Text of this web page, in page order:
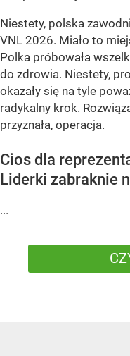
Niestety, polska
VNL 2026. Miało to
Polka próbowała
do zdrowia. Niestety,
okazały się na tyle
radykalny krok.
przyznała, operacja.
Cios dla
Liderki zabraknie
...